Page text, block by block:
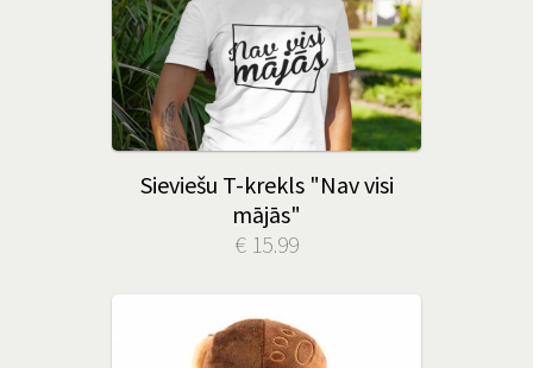
Sieviešu T-krekls "Nav visi
mājās"
€ 15.99